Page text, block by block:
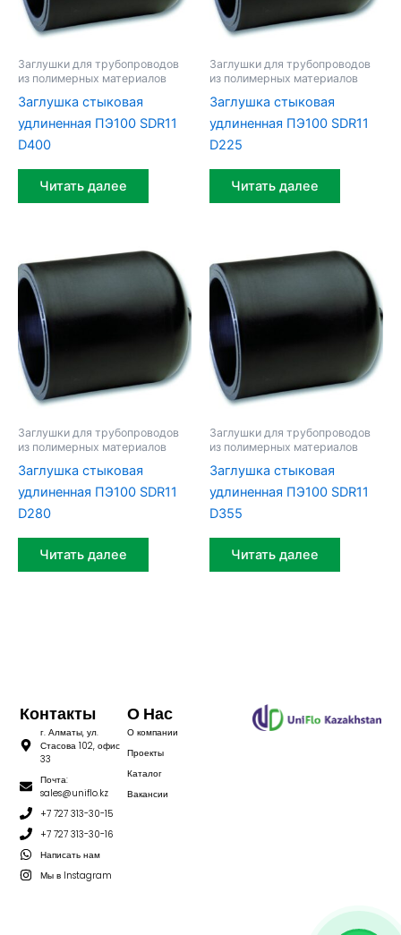
Заглушки для трубопроводов
из полимерных материалов
Заглушка стыковая
удлиненная ПЭ100 SDR11
D400
Читать далее
Заглушки для трубопроводов
из полимерных материалов
Заглушка стыковая
удлиненная ПЭ100 SDR11
D225
Читать далее
Заглушки для трубопроводов
из полимерных материалов
Заглушка стыковая
удлиненная ПЭ100 SDR11
D280
Читать далее
Заглушки для трубопроводов
из полимерных материалов
Заглушка стыковая
удлиненная ПЭ100 SDR11
D355
Читать далее
О Нас
О компании
Проекты
Каталог
Вакансии
Контакты
г. Алматы, ул.
Стасова 102, офис
33
Почта:
sales@uniflo.kz
+7 727 313-30-15
+7 727 313-30-16
Написать нам
Мы в Instagram